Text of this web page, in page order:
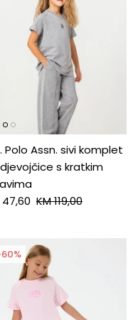
Polo Assn. sivi komplet
s kratkim
47,60 KM 119,00